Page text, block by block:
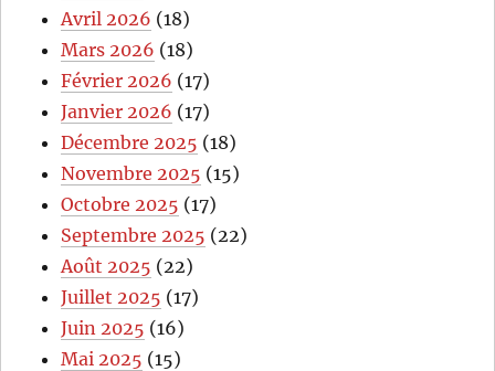
Avril 2026 (18)
Mars 2026 (18)
Février 2026 (17)
Janvier 2026 (17)
Décembre 2025 (18)
Novembre 2025 (15)
Octobre 2025 (17)
Septembre 2025 (22)
Août 2025 (22)
Juillet 2025 (17)
Juin 2025 (16)
Mai 2025 (15)